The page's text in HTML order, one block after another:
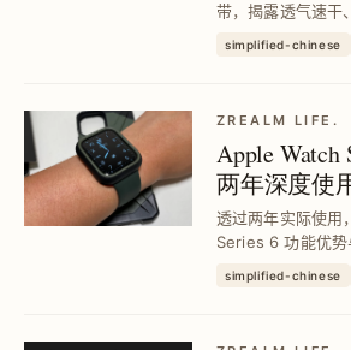
带，揭露透气速干
助你挑选合适尺寸
simplified-chinese
ZREALM LIFE.
Apple Watch
两年深度使
攻略
透过两年实际使
Series 6 功能优势
力，并提供详细选
simplified-chinese